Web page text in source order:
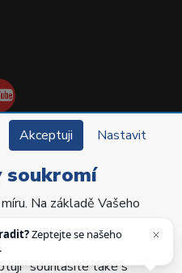
a.s. Všechna práva
Akceptuji Nastavit
soukromí
Na základě Vašeho
jeho obsah a
a produkty.
souhlasíte také s
Zeptejte se našeho